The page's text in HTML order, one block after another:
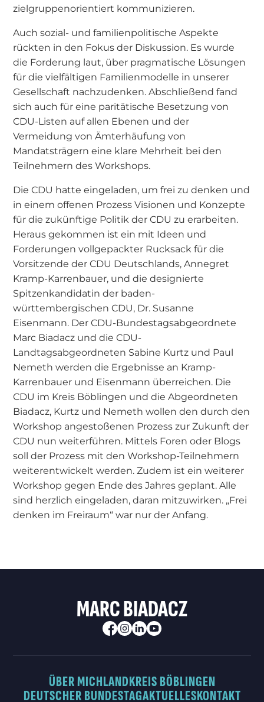
zielgruppenorientiert kommunizieren.
Auch sozial- und familienpolitische Aspekte
rückten in den Fokus der Diskussion. Es wurde
die Forderung laut, über pragmatische Lösungen
für die vielfältigen Familienmodelle in unserer
Gesellschaft nachzudenken. Abschließend fand
sich auch für eine paritätische Besetzung von
CDU-Listen auf allen Ebenen und der
Vermeidung von Ämterhäufung von
Mandatsträgern eine klare Mehrheit bei den
Teilnehmern des Workshops.
Die CDU hatte eingeladen, um frei zu denken und
in einem offenen Prozess Visionen und Konzepte
für die zukünftige Politik der CDU zu erarbeiten.
Heraus gekommen ist ein mit Ideen und
Forderungen vollgepackter Rucksack für die
Vorsitzende der CDU Deutschlands, Annegret
Kramp-Karrenbauer, und die designierte
Spitzenkandidatin der baden-
württembergischen CDU, Dr. Susanne
Eisenmann. Der CDU-Bundestagsabgeordnete
Marc Biadacz und die CDU-
Landtagsabgeordneten Sabine Kurtz und Paul
Nemeth werden die Ergebnisse an Kramp-
Karrenbauer und Eisenmann überreichen. Die
CDU im Kreis Böblingen und die Abgeordneten
Biadacz, Kurtz und Nemeth wollen den durch den
Workshop angestoßenen Prozess zur Zukunft der
CDU nun weiterführen. Mittels Foren oder Blogs
soll der Prozess mit den Workshop-Teilnehmern
weiterentwickelt werden. Zudem ist ein weiterer
Workshop gegen Ende des Jahres geplant. Alle
sind herzlich eingeladen, daran mitzuwirken. „Frei
denken im Freiraum“ war nur der Anfang.
MARC BIADACZ
ÜBER MICHLANDKREIS BÖBLINGEN
DEUTSCHER BUNDESTAGAKTUELLESKONTAKT